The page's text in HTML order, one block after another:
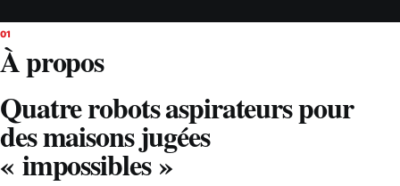
01
À propos
Quatre robots aspirateurs pour
des maisons jugées
« impossibles »